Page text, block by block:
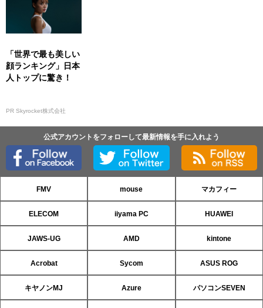
「世界で最も美しい
顔ランキング」日本
人トップに驚き！
PR Skyrocket株式会社
公式アカウントをフォローして最新情報を手に入れよう
FMV mouse マカフィー
ELECOM iiyama PC HUAWEI
JAWS-UG AMD kintone
Acrobat Sycom ASUS ROG
キヤノンMJ Azure パソコンSEVEN